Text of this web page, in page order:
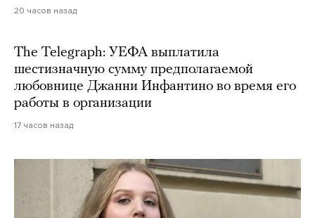
20 часов назад
The Telegraph: УЕФА выплатила
шестизначную сумму предполагаемой
любовнице Джанни Инфантино во время его
работы в организации
17 часов назад